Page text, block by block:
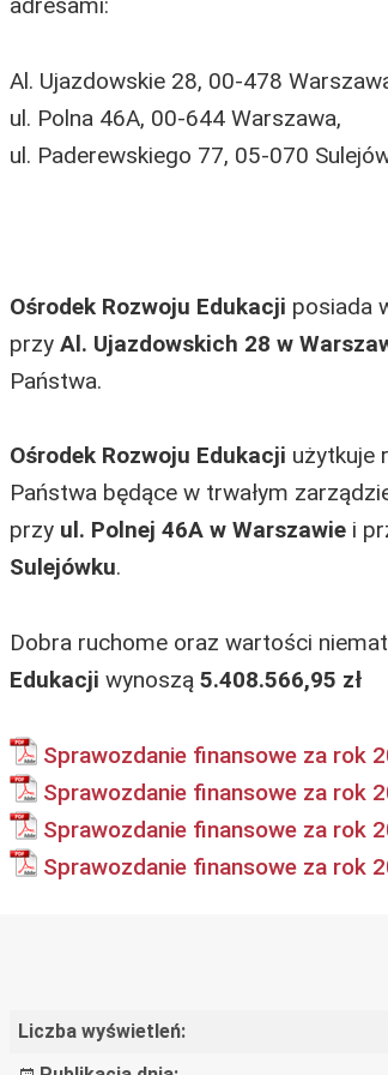
Al. Ujazdowskie 28, 00-478
ul. Polna 46A, 00-644 Warszawa,
ul. Paderewskiego 77, 05-070
Ośrodek Rozwoju Edukacji posiada
przyAl. Ujazdowskich 28 w
Państwa.
Ośrodek Rozwoju Edukacji użytkuje
Państwa będące w trwałym
przy ul. Polnej 46A w Warszawie i
Sulejówku.
Dobra ruchome oraz wartości
Edukacji wynoszą5.408.566,95 zł
Sprawozdanie finansowe za rok
Sprawozdanie finansowe za rok
Sprawozdanie finansowe za rok
Sprawozdanie finansowe za rok
Liczba wyświetleń: